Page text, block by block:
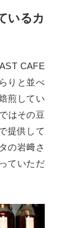
いるカ
CAFE
りと並べ
煎してい
はその豆
提供して
の岩﨑さ
ていただ